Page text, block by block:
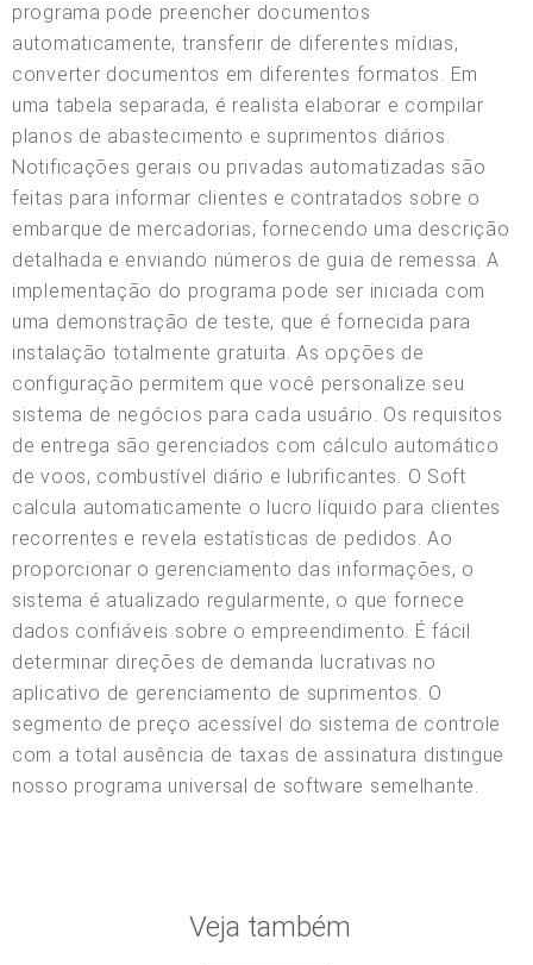
programa pode preencher documentos
automaticamente, transferir de diferentes mídias,
converter documentos em diferentes formatos. Em
uma tabela separada, é realista elaborar e compilar
planos de abastecimento e suprimentos diários.
Notificações gerais ou privadas automatizadas são
feitas para informar clientes e contratados sobre o
embarque de mercadorias, fornecendo uma descrição
detalhada e enviando números de guia de remessa. A
implementação do programa pode ser iniciada com
uma demonstração de teste, que é fornecida para
instalação totalmente gratuita. As opções de
configuração permitem que você personalize seu
sistema de negócios para cada usuário. Os requisitos
de entrega são gerenciados com cálculo automático
de voos, combustível diário e lubrificantes. O Soft
calcula automaticamente o lucro líquido para clientes
recorrentes e revela estatísticas de pedidos. Ao
proporcionar o gerenciamento das informações, o
sistema é atualizado regularmente, o que fornece
dados confiáveis sobre o empreendimento. É fácil
determinar direções de demanda lucrativas no
aplicativo de gerenciamento de suprimentos. O
segmento de preço acessível do sistema de controle
com a total ausência de taxas de assinatura distingue
nosso programa universal de software semelhante.
Veja também